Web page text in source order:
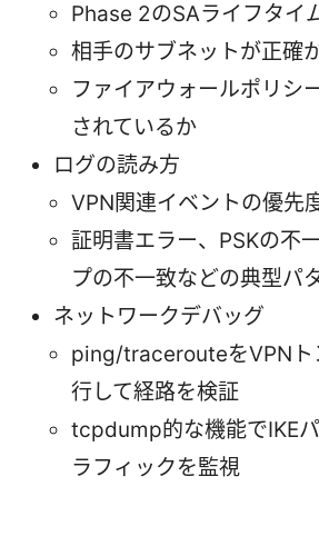
Phase 2のSAライフタイ
相手のサブネットが正確
ファイアウォールポリシ
されているか
ログの読み方
VPN関連イベントの優先
証明書エラー、PSKの不
プの不一致などの典型パ
ネットワークデバッグ
ping/tracerouteをVPNト
行して経路を検証
tcpdump的な機能でIKE
ラフィックを監視